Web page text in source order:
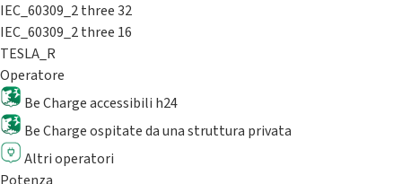
IEC_60309_2 three 32
IEC_60309_2 three 16
TESLA_R
Operatore
Be Charge accessibili h24
Be Charge ospitate da una struttura privata
Altri operatori